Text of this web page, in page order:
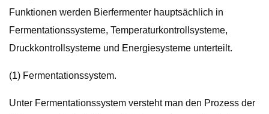
Funktionen werden Bierfermenter hauptsächlich in
Fermentationssysteme, Temperaturkontrollsysteme,
Druckkontrollsysteme und Energiesysteme unterteilt.
(1) Fermentationssystem.
Unter Fermentationssystem versteht man den Prozess der